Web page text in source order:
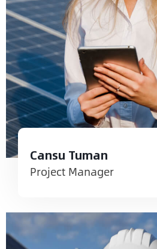
Cansu Tuman
Project Manager